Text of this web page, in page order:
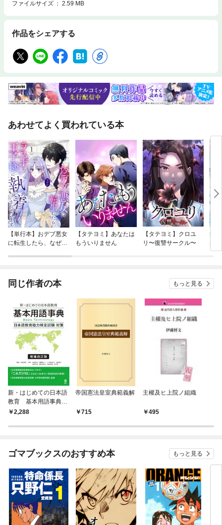
ファイルサイズ
2.59 MB
作品をシェアする
あわせてよく買われている本
【単行本】おデブ悪女
に転生したら、なぜか
【タテヨミ】あなたは
もういりません
【タテヨミ】クロユ
リ〜復讐サークル〜
病
が
ぎ
同じ作者の本 もっと見る
新・はじめての日本語
教育 基本用語事典
増補改訂版
2,288
帝国憲法皇室典範義解
715
主權及ヒ上院ノ組織
495
ゴマブックスのおすすめ本 もっと見る